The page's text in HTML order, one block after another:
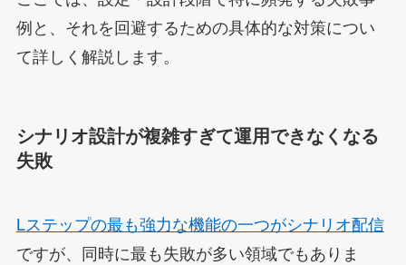
例と、それを回避するための具体的な対策につい
て詳しく解説します。
シナリオ設計が複雑すぎて運用できなくなる
失敗
Lステップの最も強力な機能の一つがシナリオ配信
ですが、同時に最も失敗が多い領域でもありま